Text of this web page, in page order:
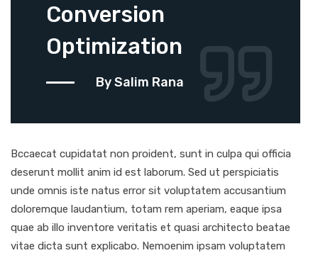
Conversion
Optimization
By Salim Rana
Bccaecat cupidatat non proident, sunt in culpa qui officia
deserunt mollit anim id est laborum. Sed ut perspiciatis
unde omnis iste natus error sit voluptatem accusantium
doloremque laudantium, totam rem aperiam, eaque ipsa
quae ab illo inventore veritatis et quasi architecto beatae
vitae dicta sunt explicabo. Nemoenim ipsam voluptatem